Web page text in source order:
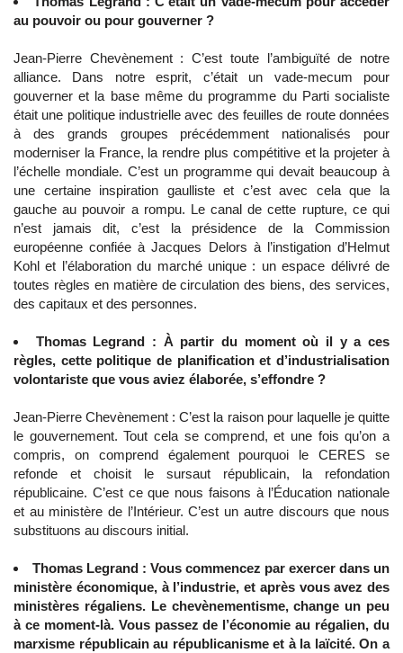
au pouvoir ou pour gouverner ?
Jean-Pierre Chevènement : C’est toute l’ambiguïté de notre
alliance. Dans notre esprit, c’était un vade-mecum pour
gouverner et la base même du programme du Parti socialiste
était une politique industrielle avec des feuilles de route données
à des grands groupes précédemment nationalisés pour
moderniser la France, la rendre plus compétitive et la projeter à
l’échelle mondiale. C’est un programme qui devait beaucoup à
une certaine inspiration gaulliste et c’est avec cela que la
gauche au pouvoir a rompu. Le canal de cette rupture, ce qui
n’est jamais dit, c’est la présidence de la Commission
européenne confiée à Jacques Delors à l’instigation d’Helmut
Kohl et l’élaboration du marché unique : un espace délivré de
toutes règles en matière de circulation des biens, des services,
des capitaux et des personnes.
Thomas Legrand : À partir du moment où il y a ces
règles, cette politique de planification et d’industrialisation
volontariste que vous aviez élaborée, s’effondre ?
Jean-Pierre Chevènement : C’est la raison pour laquelle je quitte
le gouvernement. Tout cela se comprend, et une fois qu’on a
compris, on comprend également pourquoi le CERES se
refonde et choisit le sursaut républicain, la refondation
républicaine. C’est ce que nous faisons à l’Éducation nationale
et au ministère de l’Intérieur. C’est un autre discours que nous
substituons au discours initial.
Thomas Legrand : Vous commencez par exercer dans un
ministère économique, à l’industrie, et après vous avez des
ministères régaliens. Le chevènementisme, change un peu
à ce moment-là. Vous passez de l’économie au régalien, du
marxisme républicain au républicanisme et à la laïcité. On a